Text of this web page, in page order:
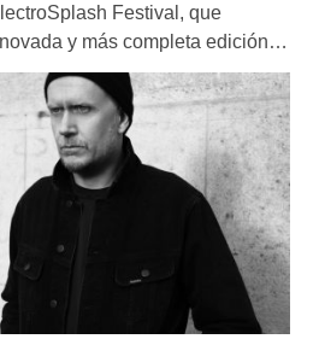
Festival, que
y más completa edición…